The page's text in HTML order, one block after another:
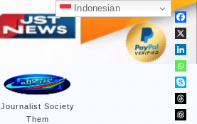
Journalist Society
Them
Indonesian